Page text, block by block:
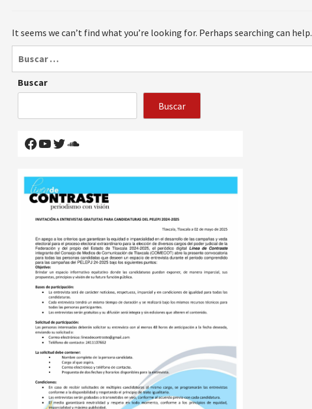
It seems we can’t find what you’re looking for. Perhaps searching can help.
Buscar
Buscar
Facebook
YouTube
Twitter
SoundCloud